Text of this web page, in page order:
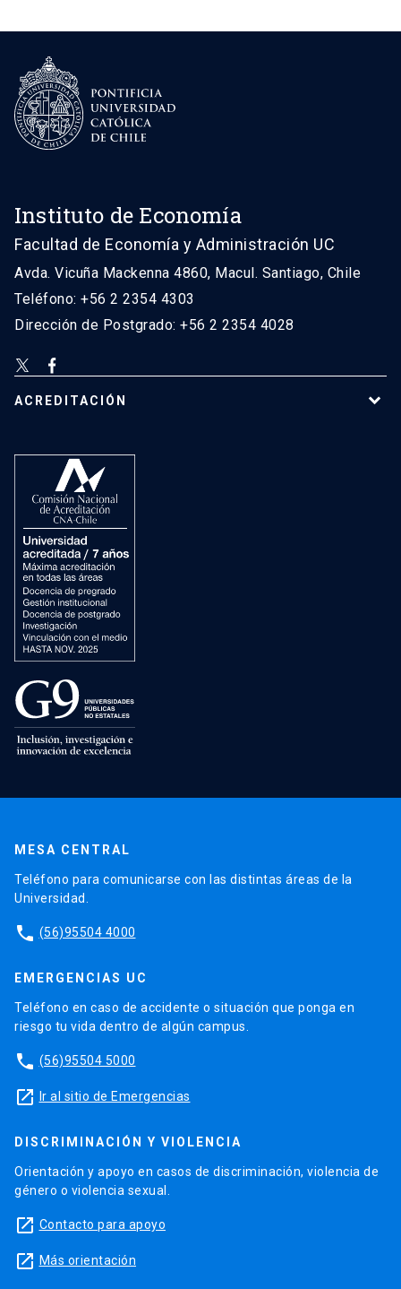
Instituto de Economía
Facultad de Economía y Administración UC
Avda. Vicuña Mackenna 4860, Macul. Santiago, Chile
Teléfono: +56 2 2354 4303
Dirección de Postgrado: +56 2 2354 4028
ACREDITACIÓN
MESA CENTRAL
Teléfono para comunicarse con las distintas áreas de la
Universidad.
phone (56)95504 4000
EMERGENCIAS UC
Teléfono en caso de accidente o situación que ponga en
riesgo tu vida dentro de algún campus.
phone (56)95504 5000
launch Ir al sitio de Emergencias
DISCRIMINACIÓN Y VIOLENCIA
Orientación y apoyo en casos de discriminación, violencia de
género o violencia sexual.
launch Contacto para apoyo
launch Más orientación